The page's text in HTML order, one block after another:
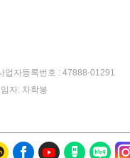
업자등록번호 : 47888-01291
자: 차학봉